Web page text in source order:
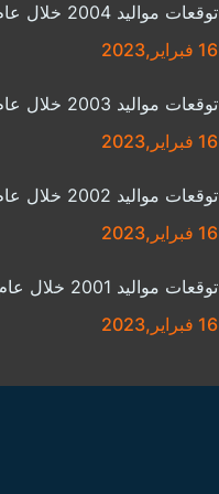
توقعات مواليد 2004 خلال عام 2023
16 فبراير,2023
توقعات مواليد 2003 خلال عام 2023
16 فبراير,2023
توقعات مواليد 2002 خلال عام 2023
16 فبراير,2023
توقعات مواليد 2001 خلال عام 2023
16 فبراير,2023